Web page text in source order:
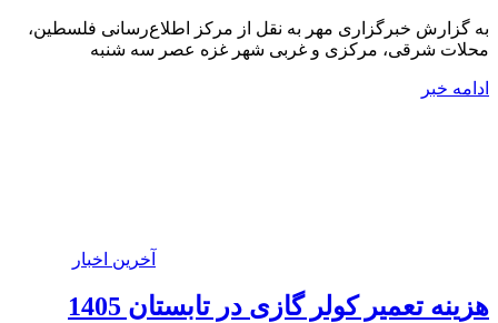
به گزارش خبرگزاری مهر به نقل از مرکز اطلاع‌رسانی فلسطین،
محلات شرقی، مرکزی و غربی شهر غزه عصر سه شنبه
ادامه خبر
آخرین اخبار
هزینه تعمیر کولر گازی در تابستان 1405